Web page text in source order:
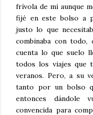
frívola de mí aunque
fijé en este bolso a
justo lo que
combinaba con
cuenta lo que suelo
todos los viajes que
veranos. Pero, a su
tanto por un bolso
entonces dándole
convencida para